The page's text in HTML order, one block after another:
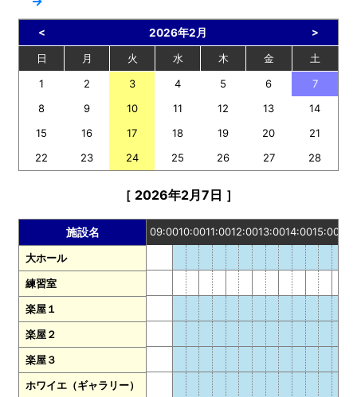
< 2026年2月 >
日 月 火 水 木 金
土
1
2 3 4 5 6
7
8
9 10 11 12 13
14
15
16 17 18 19 20
21
22
23 24 25 26 27 28
［ 2026年2月7日 ］
施設名 09:0010:0011:0012:0013:0014:0015:00
大ホール
練習室
楽屋１
楽屋２
楽屋３
ホワイエ（ギャラリー）